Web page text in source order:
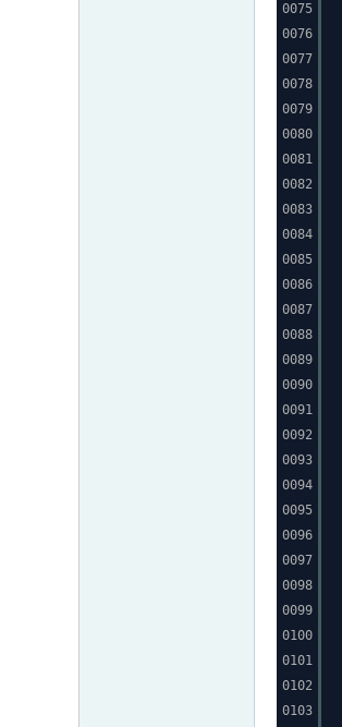
0075
0076
0077
0078
0079
0080
0081
0082
0083
0084
0085
0086
0087
0088
0089
0090
0091
0092
0093
0094
0095
0096
0097
0098
0099
0100
0101
0102
0103